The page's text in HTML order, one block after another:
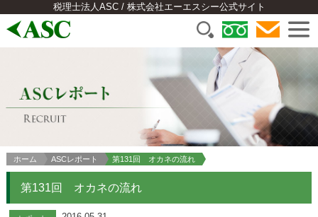
税理士法人ASC / 株式会社エーエスシー公式サイト
ホーム ASCレポート 第131回 オカネの流れ
第131回 オカネの流れ